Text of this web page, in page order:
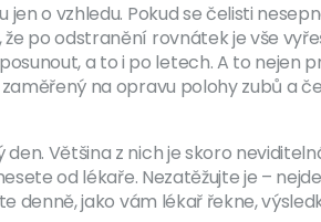
jen o vzhledu. Pokud se čelisti
po odstranění rovnátek je vše
a to i po letech. A to nejen
na opravu polohy zubů a
Většina z nich je skoro
od lékaře. Nezatěžujte je –
denně, jako vám lékař řekne,